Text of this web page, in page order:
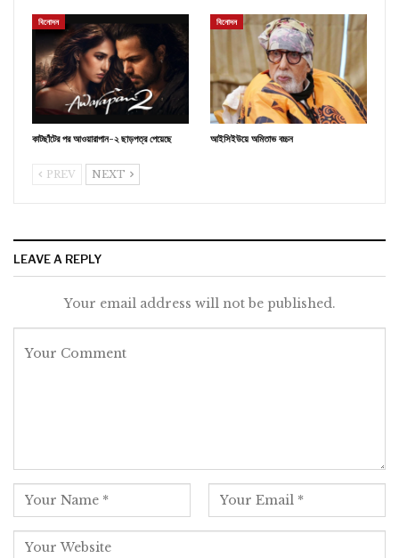
বিনোদন
কাটছাঁটের পর আওয়ারাপান-২ ছাড়পত্র পেয়েছে
বিনোদন
আইসিইউয়ে অমিতাভ বচ্চন
PREV NEXT
LEAVE A REPLY
Your email address will not be published.